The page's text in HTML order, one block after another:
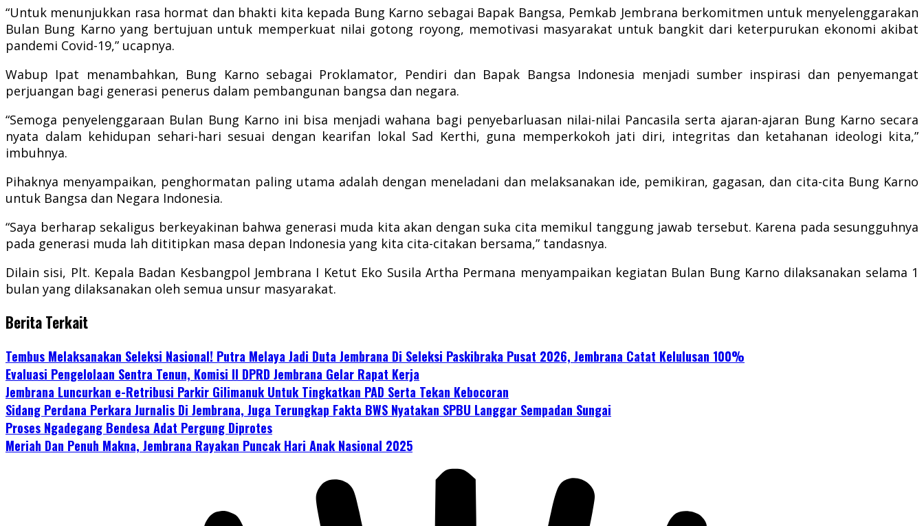
“Untuk menunjukkan rasa hormat dan bhakti kita kepada Bung Karno sebagai Bapak Bangsa, Pemkab Jembrana berkomitmen untuk menyelenggarakan
Bulan Bung Karno yang bertujuan untuk memperkuat nilai gotong royong, memotivasi masyarakat untuk bangkit dari keterpurukan ekonomi akibat
pandemi Covid-19,” ucapnya.
Wabup Ipat menambahkan, Bung Karno sebagai Proklamator, Pendiri dan Bapak Bangsa Indonesia menjadi sumber inspirasi dan penyemangat
perjuangan bagi generasi penerus dalam pembangunan bangsa dan negara.
“Semoga penyelenggaraan Bulan Bung Karno ini bisa menjadi wahana bagi penyebarluasan nilai-nilai Pancasila serta ajaran-ajaran Bung Karno secara
nyata dalam kehidupan sehari-hari sesuai dengan kearifan lokal Sad Kerthi, guna memperkokoh jati diri, integritas dan ketahanan ideologi kita,”
imbuhnya.
Pihaknya menyampaikan, penghormatan paling utama adalah dengan meneladani dan melaksanakan ide, pemikiran, gagasan, dan cita-cita Bung Karno
untuk Bangsa dan Negara Indonesia.
“Saya berharap sekaligus berkeyakinan bahwa generasi muda kita akan dengan suka cita memikul tanggung jawab tersebut. Karena pada sesungguhnya
pada generasi muda lah dititipkan masa depan Indonesia yang kita cita-citakan bersama,” tandasnya.
Dilain sisi, Plt. Kepala Badan Kesbangpol Jembrana I Ketut Eko Susila Artha Permana menyampaikan kegiatan Bulan Bung Karno dilaksanakan selama 1
bulan yang dilaksanakan oleh semua unsur masyarakat.
Berita Terkait
Tembus Melaksanakan Seleksi Nasional! Putra Melaya Jadi Duta Jembrana Di Seleksi Paskibraka Pusat 2026, Jembrana Catat Kelulusan 100%
Evaluasi Pengelolaan Sentra Tenun, Komisi II DPRD Jembrana Gelar Rapat Kerja
Jembrana Luncurkan e-Retribusi Parkir Gilimanuk Untuk Tingkatkan PAD Serta Tekan Kebocoran
Sidang Perdana Perkara Jurnalis Di Jembrana, Juga Terungkap Fakta BWS Nyatakan SPBU Langgar Sempadan Sungai
Proses Ngadegang Bendesa Adat Pergung Diprotes
Meriah Dan Penuh Makna, Jembrana Rayakan Puncak Hari Anak Nasional 2025